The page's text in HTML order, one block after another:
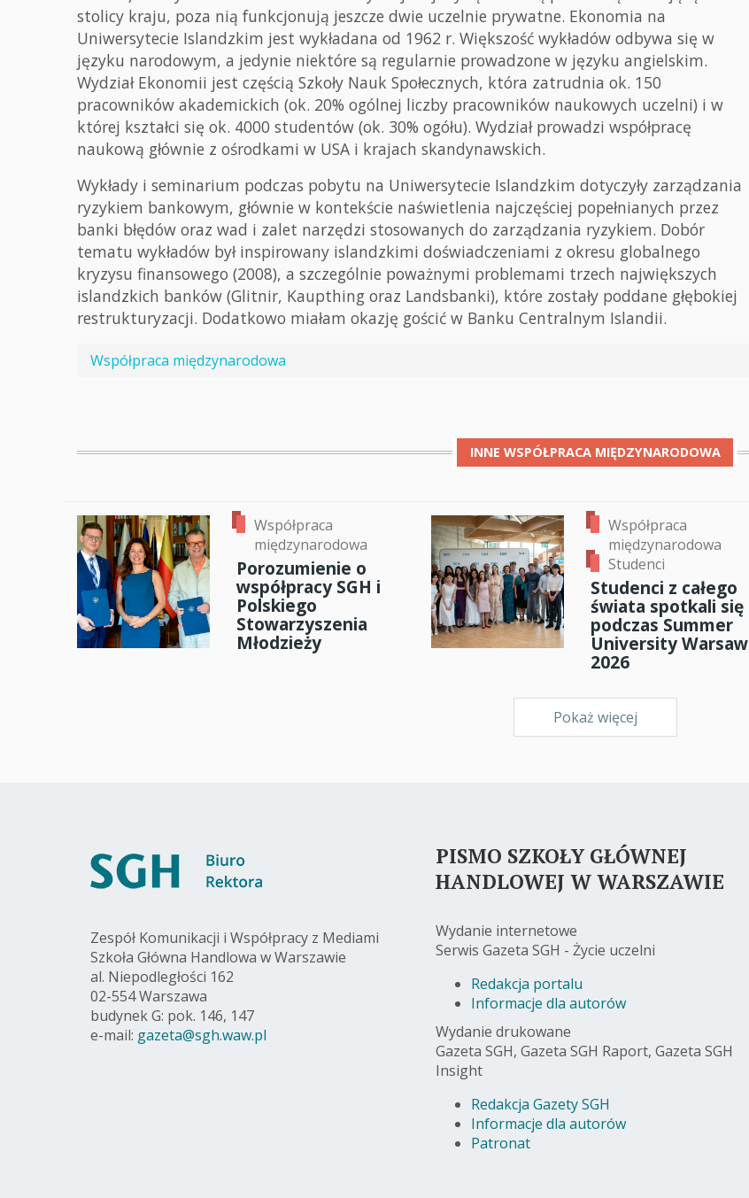
stolicy kraju, poza nią funkcjonują jeszcze dwie uczelnie prywatne. Ekonomia na
Uniwersytecie Islandzkim jest wykładana od 1962 r. Większość wykładów odbywa się w
języku narodowym, a jedynie niektóre są regularnie prowadzone w języku angielskim.
Wydział Ekonomii jest częścią Szkoły Nauk Społecznych, która zatrudnia ok. 150
pracowników akademickich (ok. 20% ogólnej liczby pracowników naukowych uczelni) i w
której kształci się ok. 4000 studentów (ok. 30% ogółu). Wydział prowadzi współpracę
naukową głównie z ośrodkami w USA i krajach skandynawskich.
Wykłady i seminarium podczas pobytu na Uniwersytecie Islandzkim dotyczyły zarządzania
ryzykiem bankowym, głównie w kontekście naświetlenia najczęściej popełnianych przez
banki błędów oraz wad i zalet narzędzi stosowanych do zarządzania ryzykiem. Dobór
tematu wykładów był inspirowany islandzkimi doświadczeniami z okresu globalnego
kryzysu finansowego (2008), a szczególnie poważnymi problemami trzech największych
islandzkich banków (Glitnir, Kaupthing oraz Landsbanki), które zostały poddane głębokiej
restrukturyzacji. Dodatkowo miałam okazję gościć w Banku Centralnym Islandii.
Współpraca międzynarodowa
INNE WSPÓŁPRACA MIĘDZYNARODOWA
Współpraca
międzynarodowa
Porozumienie o
współpracy SGH i
Polskiego
Stowarzyszenia
Młodzieży
Współpraca
międzynarodowa
Studenci
Studenci z całego
świata spotkali się
podczas Summer
University Warsaw
2026
Pokaż więcej
Zespół Komunikacji i Współpracy z Mediami
Szkoła Główna Handlowa w Warszawie
al. Niepodległości 162
02-554 Warszawa
budynek G: pok. 146, 147
e-mail: gazeta@sgh.waw.pl
PISMO SZKOŁY GŁÓWNEJ
HANDLOWEJ W WARSZAWIE
Wydanie internetowe
Serwis Gazeta SGH - Życie uczelni
Redakcja portalu
Informacje dla autorów
Wydanie drukowane
Gazeta SGH, Gazeta SGH Raport, Gazeta SGH
Insight
Redakcja Gazety SGH
Informacje dla autorów
Patronat